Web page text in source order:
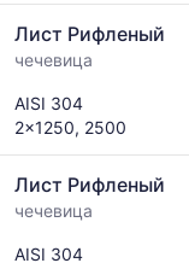
прайс-
листов.
Лист Рифленый
чечевица
AISI 304
2x1250, 2500
Лист Рифленый
чечевица
AISI 304